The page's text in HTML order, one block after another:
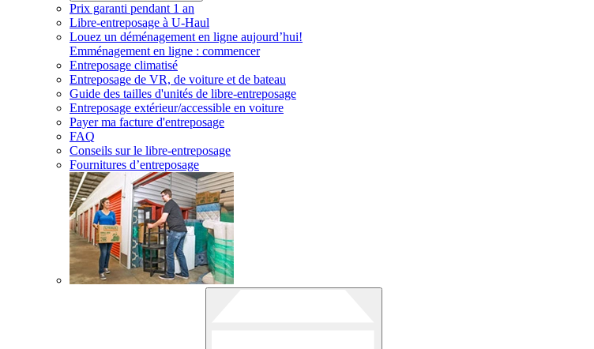
Prix garanti pendant 1 an
Libre-entreposage à U-Haul
Louez un déménagement en ligne aujourd’hui!
Emménagement en ligne : commencer
Entreposage climatisé
Entreposage de VR, de voiture et de bateau
Guide des tailles d'unités de libre-entreposage
Entreposage extérieur/accessible en voiture
Payer ma facture d'entreposage
FAQ
Conseils sur le libre-entreposage
Fournitures d’entreposage